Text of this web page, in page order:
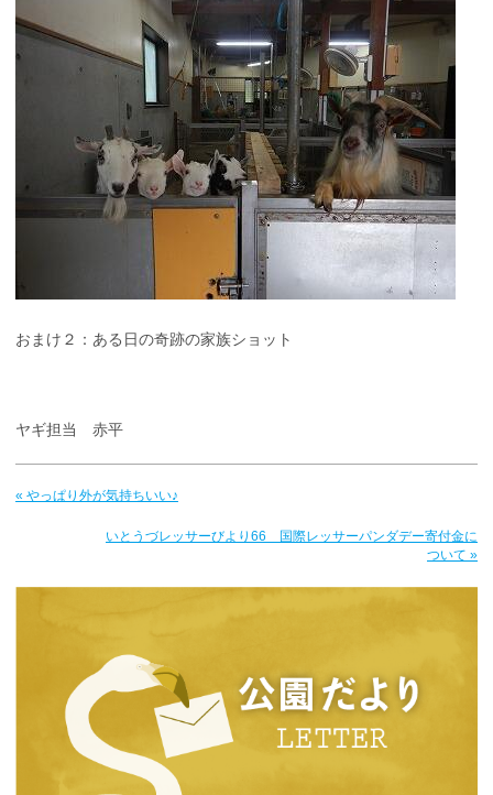
おまけ２：ある日の奇跡の家族ショット
ヤギ担当 赤平
« やっぱり外が気持ちいい♪
いとうづレッサーびより66 国際レッサーパンダデー寄付金に
ついて »